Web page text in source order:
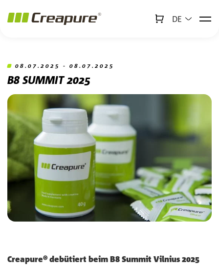
DE
08.07.2025 - 08.07.2025
B8 SUMMIT 2025
Creapure® debütiert beim B8 Summit Vilnius 2025